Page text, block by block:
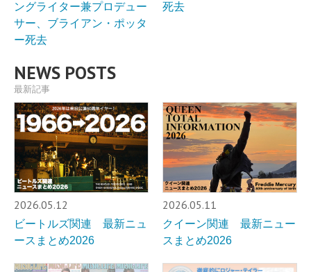
ングライター兼プロデュー
サー、ブライアン・ポッタ
ー死去
死去
NEWS POSTS
最新記事
2026.05.12
ビートルズ関連 最新ニュ
ースまとめ2026
2026.05.11
クイーン関連 最新ニュー
スまとめ2026